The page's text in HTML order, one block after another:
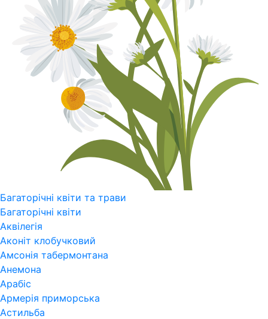
Багаторічні квіти та трави
Багаторічні квіти
Аквілегія
Аконіт клобучковий
Амсонія табермонтана
Анемона
Арабіс
Армерія приморська
Астильба